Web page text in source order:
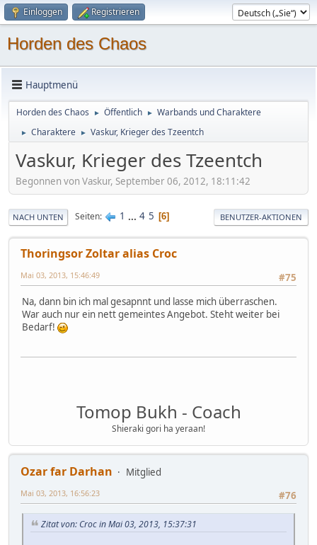
Einloggen Registrieren
Horden des Chaos
Hauptmenü
Horden des Chaos ► Öffentlich ► Warbands und Charaktere
► Charaktere ► Vaskur, Krieger des Tzeentch
Vaskur, Krieger des Tzeentch
Begonnen von Vaskur, September 06, 2012, 18:11:42
NACH UNTEN Seiten 1 ... 4 5 6 BENUTZER-AKTIONEN
Thoringsor Zoltar alias Croc
#75
Mai 03, 2013, 15:46:49
Na, dann bin ich mal gesapnnt und lasse mich überraschen.
War auch nur ein nett gemeintes Angebot. Steht weiter bei
Bedarf!
Tomop Bukh - Coach
Shieraki gori ha yeraan!
Ozar far Darhan
Mitglied
#76
Mai 03, 2013, 16:56:23
Zitat von: Croc in Mai 03, 2013, 15:37:31